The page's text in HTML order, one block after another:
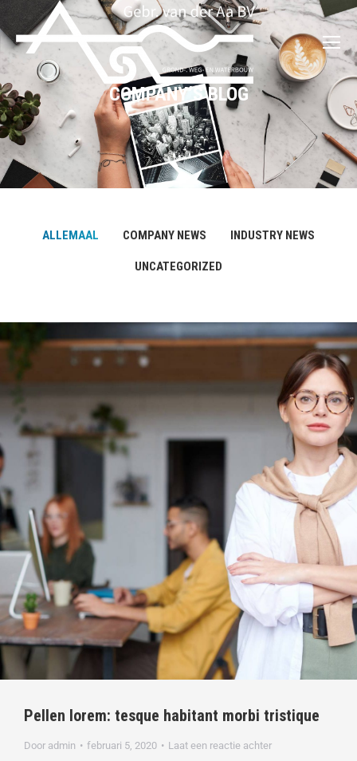
COMPANY’S BLOG
ALLEMAAL COMPANY NEWS INDUSTRY NEWS
UNCATEGORIZED
Pellen lorem: tesque habitant morbi tristique
Door admin februari 5, 2020 Laat een reactie achter